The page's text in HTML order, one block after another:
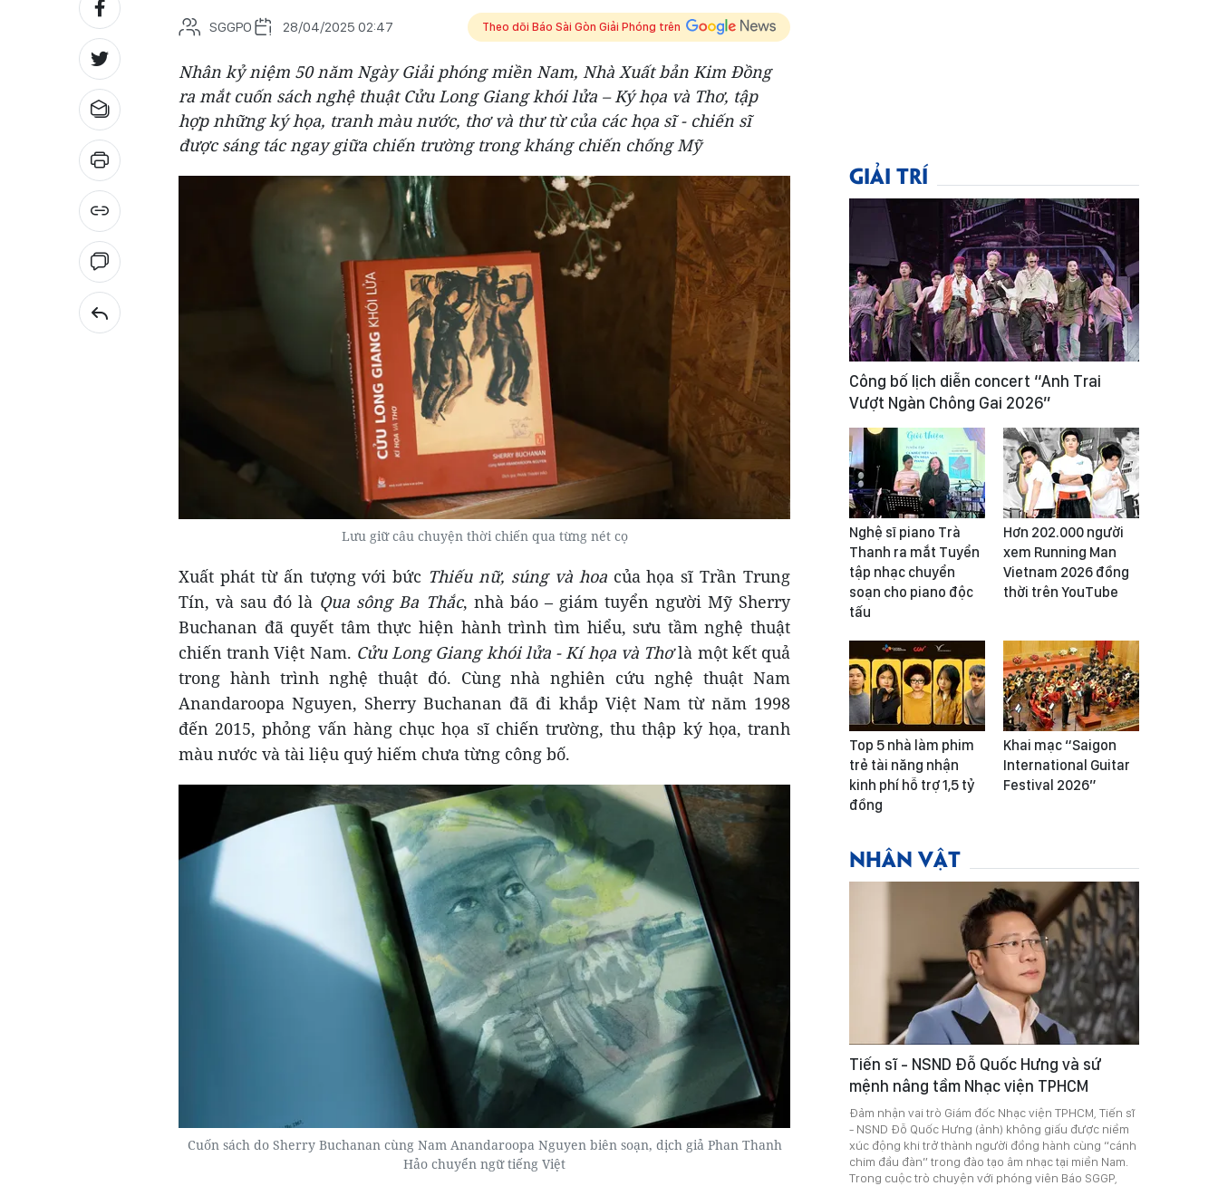
SGGPO 28/04/2025 02:47 Theo dõi Báo Sài Gòn Giải Phóng trên
Nhân kỷ niệm 50 năm Ngày Giải phóng miền Nam, Nhà Xuất bản Kim Đồng
ra mắt cuốn sách nghệ thuật Cửu Long Giang khói lửa – Ký họa và Thơ, tập
hợp những ký họa, tranh màu nước, thơ và thư từ của các họa sĩ - chiến sĩ
được sáng tác ngay giữa chiến trường trong kháng chiến chống Mỹ
Lưu giữ câu chuyện thời chiến qua từng nét cọ
Xuất phát từ ấn tượng với bức Thiếu nữ, súng và hoa của họa sĩ Trần Trung
Tín, và sau đó là Qua sông Ba Thắc, nhà báo – giám tuyển người Mỹ Sherry
Buchanan đã quyết tâm thực hiện hành trình tìm hiểu, sưu tầm nghệ thuật
chiến tranh Việt Nam. Cửu Long Giang khói lửa - Kí họa và Thơlà một kết quả
trong hành trình nghệ thuật đó. Cùng nhà nghiên cứu nghệ thuật Nam
Anandaroopa Nguyen, Sherry Buchanan đã đi khắp Việt Nam từ năm 1998
đến 2015, phỏng vấn hàng chục họa sĩ chiến trường, thu thập ký họa, tranh
màu nước và tài liệu quý hiếm chưa từng công bố.
Cuốn sách do Sherry Buchanan cùng Nam Anandaroopa Nguyen biên soạn, dịch giả Phan Thanh
Hảo chuyển ngữ tiếng Việt
GIẢI TRÍ
Công bố lịch diễn concert “Anh Trai
Vượt Ngàn Chông Gai 2026”
Nghệ sĩ piano Trà
Thanh ra mắt Tuyển
tập nhạc chuyển
soạn cho piano độc
tấu
Hơn 202.000 người
xem Running Man
Vietnam 2026 đồng
thời trên YouTube
Top 5 nhà làm phim
trẻ tài năng nhận
kinh phí hỗ trợ 1,5 tỷ
đồng
Khai mạc “Saigon
International Guitar
Festival 2026”
NHÂN VẬT
Tiến sĩ - NSND Đỗ Quốc Hưng và sứ
mệnh nâng tầm Nhạc viện TPHCM
Đảm nhận vai trò Giám đốc Nhạc viện TPHCM, Tiến sĩ
- NSND Đỗ Quốc Hưng (ảnh) không giấu được niềm
xúc động khi trở thành người đồng hành cùng “cánh
chim đầu đàn” trong đào tạo âm nhạc tại miền Nam.
Trong cuộc trò chuyện với phóng viên Báo SGGP,